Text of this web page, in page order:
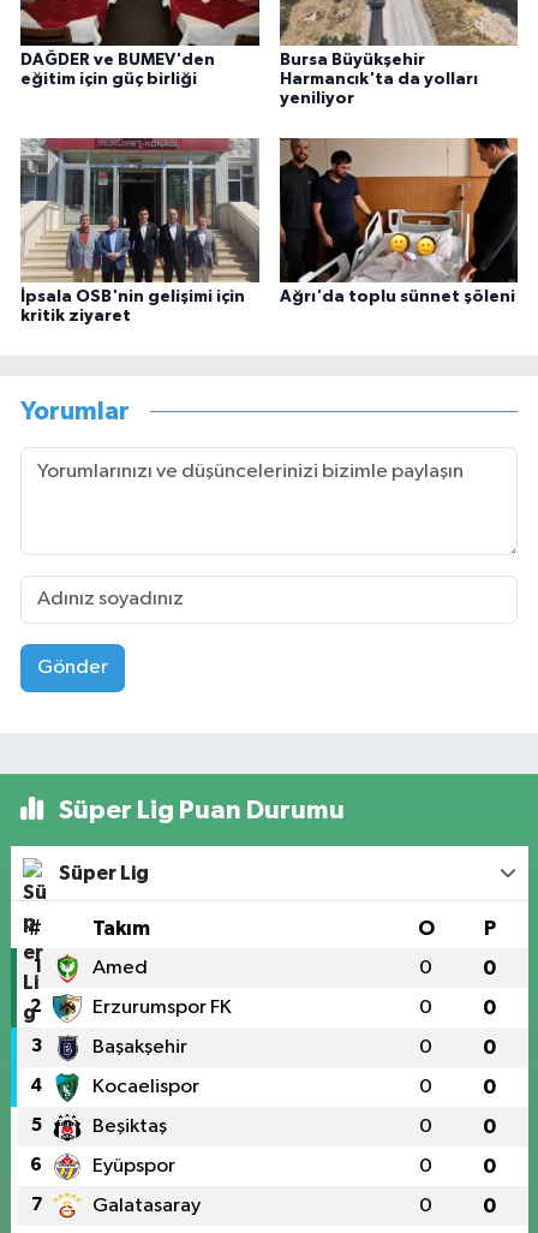
DAĞDER ve BUMEV'den
eğitim için güç birliği
Bursa Büyükşehir
Harmancık'ta da yolları
yeniliyor
İpsala OSB'nin gelişimi için
kritik ziyaret
Ağrı'da toplu sünnet şöleni
Yorumlar
Gönder
Süper Lig Puan Durumu
Süper Lig
# Takım O P
1 Amed 0 0
2 Erzurumspor FK 0 0
3 Başakşehir 0 0
4 Kocaelispor 0 0
5 Beşiktaş 0 0
6 Eyüpspor 0 0
7 Galatasaray 0 0